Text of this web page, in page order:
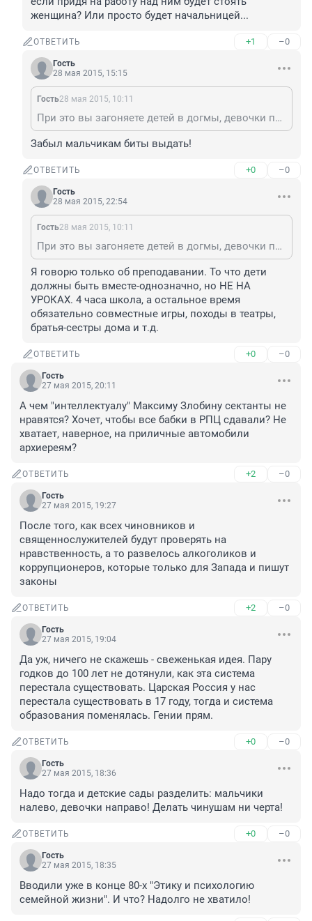
женщина? Или просто будет начальницей...
ОТВЕТИТЬ +1 –0
Гость
28 мая 2015, 15:15
Гость28 мая 2015, 10:11
При это вы загоняете детей в догмы, девочки плита, стирка и одна извилина поперековдоль, мальчики мышцы, лобовая кость и рык с битьем себя в грудь... Все взрослые и дети должны за время учебы в школе научиться жить в современном обществе, а это значит очень часто идти на компромиссы, уметь уживаться в любом обществе, находить свое место... но в условиях догм представьте какой диссонанс у парня будет если придя на работу над ним будет стоять женщина? Или просто будет начальницей...
Забыл мальчикам биты выдать!
ОТВЕТИТЬ +0 –0
Гость
28 мая 2015, 22:54
Гость28 мая 2015, 10:11
При это вы загоняете детей в догмы, девочки плита, стирка и одна извилина поперековдоль, мальчики мышцы, лобовая кость и рык с битьем себя в грудь... Все взрослые и дети должны за время учебы в школе научиться жить в современном обществе, а это значит очень часто идти на компромиссы, уметь уживаться в любом обществе, находить свое место... но в условиях догм представьте какой диссонанс у парня будет если придя на работу над ним будет стоять женщина? Или просто будет начальницей...
Я говорю только об преподавании. То что дети
должны быть вместе-однозначно, но НЕ НА
УРОКАХ. 4 часа школа, а остальное время
обязательно совместные игры, походы в театры,
братья-сестры дома и т.д.
ОТВЕТИТЬ +0 –0
Гость
27 мая 2015, 20:11
А чем "интеллектуалу" Максиму Злобину сектанты не
нравятся? Хочет, чтобы все бабки в РПЦ сдавали? Не
хватает, наверное, на приличные автомобили
архиереям?
ОТВЕТИТЬ +2 –0
Гость
27 мая 2015, 19:27
После того, как всех чиновников и
священнослужителей будут проверять на
нравственность, а то развелось алкоголиков и
коррупционеров, которые только для Запада и пишут
законы
ОТВЕТИТЬ +2 –0
Гость
27 мая 2015, 19:04
Да уж, ничего не скажешь - свеженькая идея. Пару
годков до 100 лет не дотянули, как эта система
перестала существовать. Царская Россия у нас
перестала существовать в 17 году, тогда и система
образования поменялась. Гении прям.
ОТВЕТИТЬ +0 –0
Гость
27 мая 2015, 18:36
Надо тогда и детские сады разделить: мальчики
налево, девочки направо! Делать чинушам ни черта!
ОТВЕТИТЬ +0 –0
Гость
27 мая 2015, 18:35
Вводили уже в конце 80-х "Этику и психологию
семейной жизни". И что? Надолго не хватило!